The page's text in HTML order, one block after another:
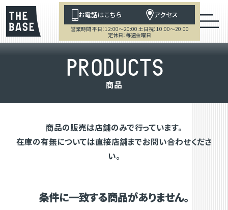
お電話はこちら アクセス
営業時間 平日：12:00～20:00 土日祝：10:00～20:00
定休日：毎週金曜日
PRODUCTS
商品
商品の販売は店舗のみで行っています。
在庫の有無については直接店舗までお問い合わせくださ
い。
条件に一致する商品がありません。